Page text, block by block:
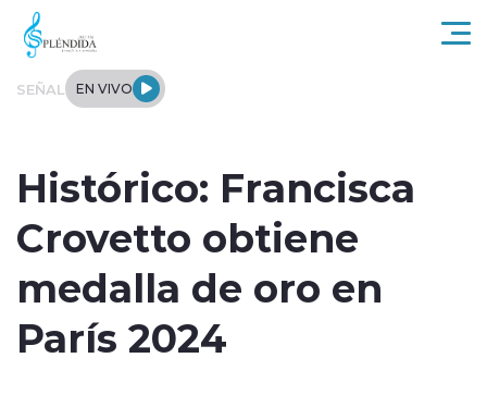
Click acá para ir directamente al contenido
SEÑAL EN VIVO
Internacional
Histórico: Francisca
Crovetto obtiene
medalla de oro en
París 2024